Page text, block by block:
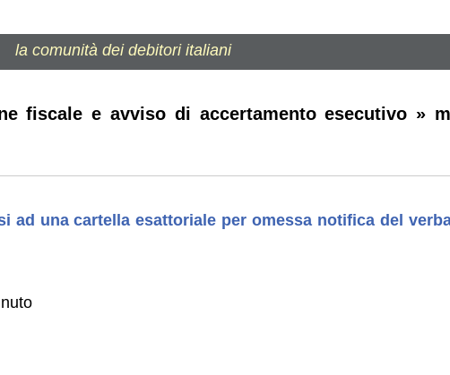
la comunità dei debitori italiani
fiscale e avviso di accertamento esecutivo »
ad una cartella esattoriale per omessa notifica del